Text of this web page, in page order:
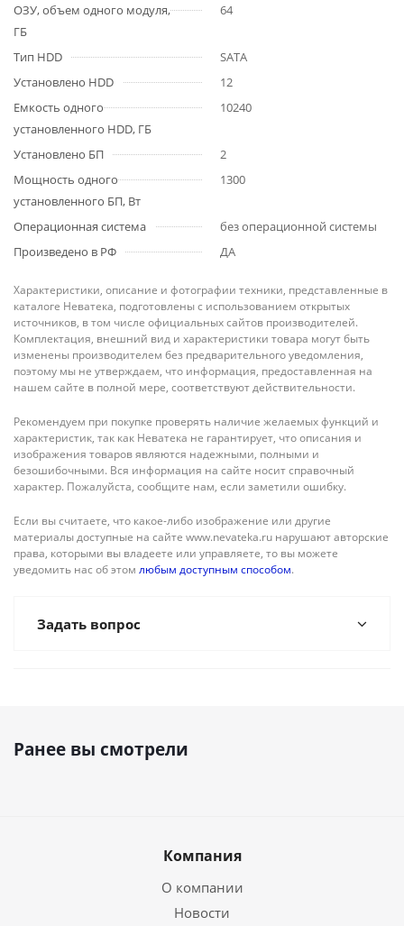
ОЗУ, объем одного модуля,
ГБ
64
Тип HDD
SATA
Установлено HDD
12
Емкость одного
установленного HDD, ГБ
10240
Установлено БП
2
Мощность одного
установленного БП, Вт
1300
Операционная система
без операционной системы
Произведено в РФ
ДА
Характеристики, описание и фотографии техники, представленные в
каталоге Неватека, подготовлены с использованием открытых
источников, в том числе официальных сайтов производителей.
Комплектация, внешний вид и характеристики товара могут быть
изменены производителем без предварительного уведомления,
поэтому мы не утверждаем, что информация, предоставленная на
нашем сайте в полной мере, соответствуют действительности.
Рекомендуем при покупке проверять наличие желаемых функций и
характеристик, так как Неватека не гарантирует, что описания и
изображения товаров являются надежными, полными и
безошибочными. Вся информация на сайте носит справочный
характер. Пожалуйста, сообщите нам, если заметили ошибку.
Если вы считаете, что какое-либо изображение или другие
материалы доступные на сайте www.nevateka.ru нарушают авторские
права, которыми вы владеете или управляете, то вы можете
уведомить нас об этом любым доступным способом.
Задать вопрос
Ранее вы смотрели
Компания
О компании
Новости